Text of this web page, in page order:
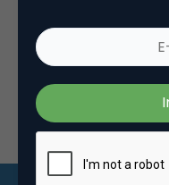
Friends of Search